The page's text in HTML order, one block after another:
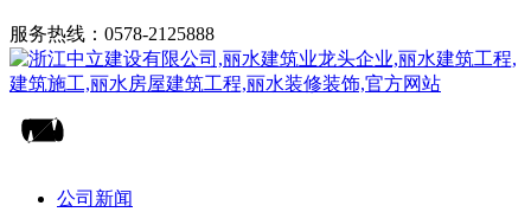
服务热线：0578-2125888
公司新闻